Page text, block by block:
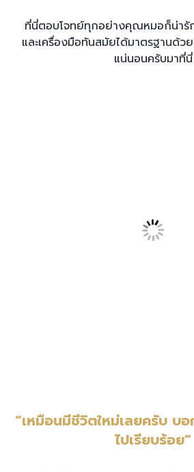
ที่นี่ตอบโจทย์ทุกอย่างคุณหมอก็น่ารั
และเครื่องมือทันสมัยได้มาตรฐานด้ว
แน่นอนครับมาที่นี่
“เหมือนมีชีวิตใหม่เลยครับ บอ
ไปเรียบร้อย”